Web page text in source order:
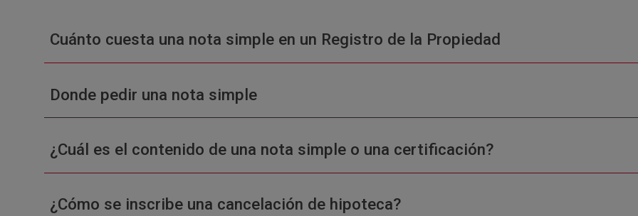
Cuánto cuesta una nota simple en un Registro de la Propiedad
Donde pedir una nota simple
¿Cuál es el contenido de una nota simple o una certificación?
¿Cómo se inscribe una cancelación de hipoteca?